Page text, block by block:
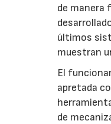
de manera
últimos
muestran
El
apretada
de